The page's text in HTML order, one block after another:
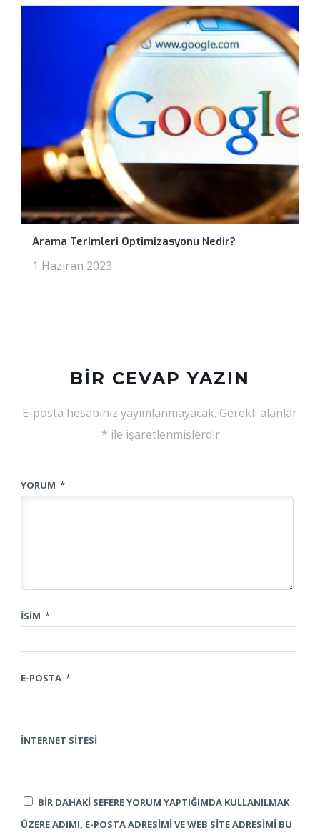
Arama Terimleri Optimizasyonu Nedir?
1 Haziran 2023
BIR CEVAP YAZIN
E-posta hesabınız yayımlanmayacak. Gerekli alanlar
* ile işaretlenmişlerdir
YORUM *
İSIM *
E-POSTA *
İNTERNET SITESI
BIR DAHAKI SEFERE YORUM YAPTIĞIMDA KULLANILMAK
ÜZERE ADIMI, E-POSTA ADRESIMI VE WEB SITE ADRESIMI BU